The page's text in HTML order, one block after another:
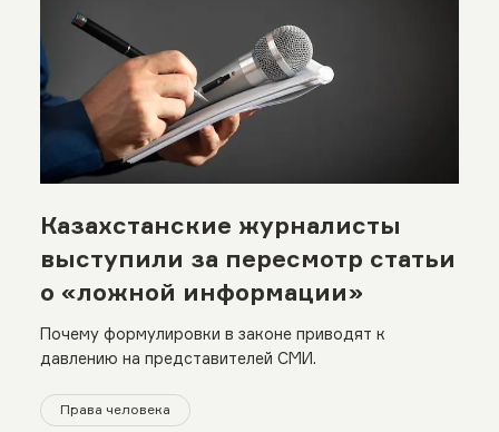
Казахстанские журналисты
выступили за пересмотр статьи
о «ложной информации»
Почему формулировки в законе приводят к
давлению на представителей СМИ.
Права человека